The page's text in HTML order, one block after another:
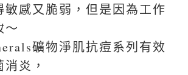
敏感又脆弱，但是因為工作
～
礦物淨肌抗痘系列有效
炎，